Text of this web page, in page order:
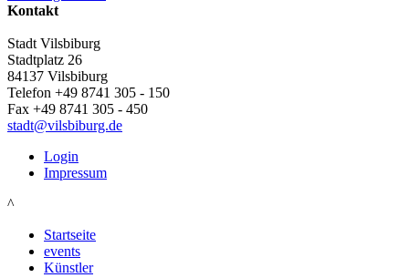
Kontakt
Stadt Vilsbiburg
Stadtplatz 26
84137 Vilsbiburg
Telefon +49 8741 305 - 150
Fax +49 8741 305 - 450
stadt@vilsbiburg.de
Login
Impressum
^
Startseite
events
Künstler